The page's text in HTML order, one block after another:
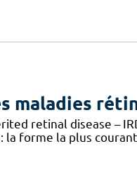
maladies
retinal disease –
la forme la plus